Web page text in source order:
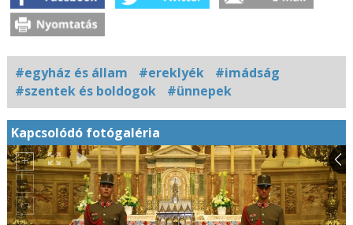
#egyház és állam #ereklyék
#imádság
#szentek és boldogok
#ünnepek
Kapcsolódó fotógaléria